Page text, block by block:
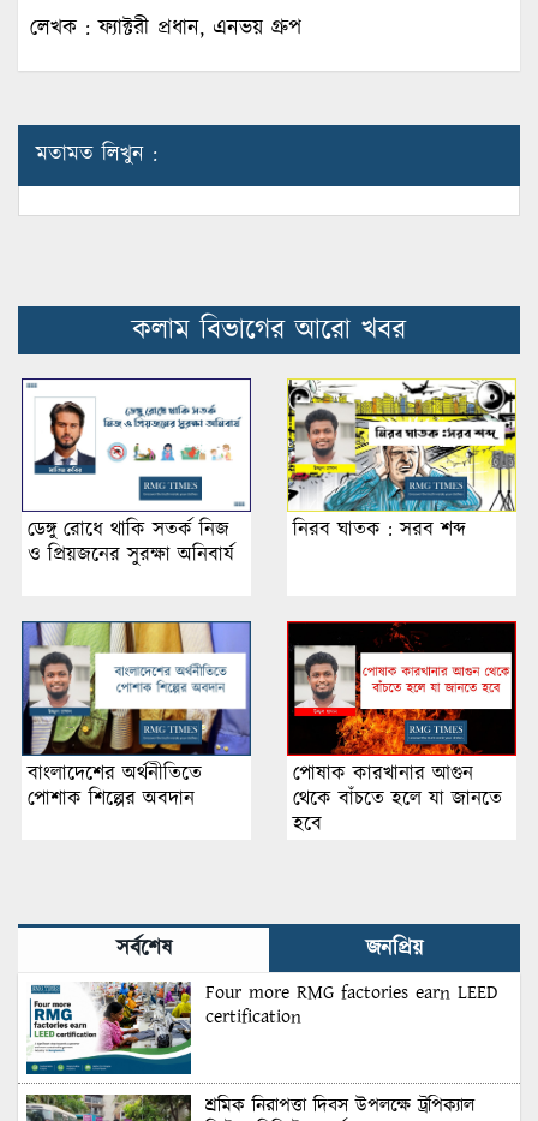
লেখক : ফ্যাক্টরী প্রধান, এনভয় গ্রুপ
মতামত লিখুন :
কলাম বিভাগের আরো খবর
ডেঙ্গু রোধে থাকি সতর্ক নিজ
ও প্রিয়জনের সুরক্ষা অনিবার্য
নিরব ঘাতক : সরব শব্দ
বাংলাদেশের অর্থনীতিতে
পোশাক শিল্পের অবদান
পোষাক কারখানার আগুন
থেকে বাঁচতে হলে যা জানতে
হবে
সর্বশেষ জনপ্রিয়
Four more RMG factories earn LEED
certification
শ্রমিক নিরাপত্তা দিবস উপলক্ষে ট্রপিক্যাল